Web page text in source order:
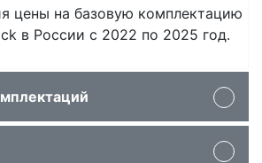
цены на базовую комплектацию
в России с 2022 по 2025 год.